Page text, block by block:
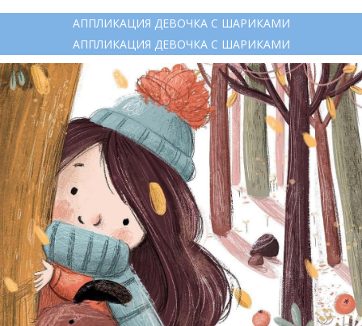
АППЛИКАЦИЯ ДЕВОЧКА С ШАРИКАМИ
АППЛИКАЦИЯ ДЕВОЧКА С ШАРИКАМИ